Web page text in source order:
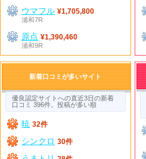
ウマフル ¥1,705,800
浦和7R
原点 ¥1,390,460
浦和9R
新着口コミが多いサイト
優良認定サイトへの直近3日の新着
口コミ 396件。投稿が多い順
暁 32件
シンクロ 30件